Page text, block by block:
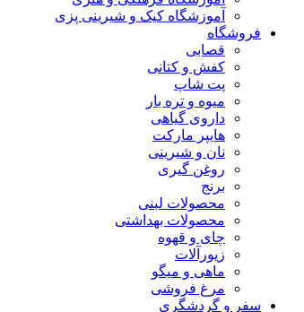
آموزشگاه کیک و شیرینی پزی
فروشگاه
قصابی
کفش و کتانی
پت شاپ
میوه و تره بار
داروی گیاهی
هایپر مارکت
نان و شیرینی
روغن گیری
برنج
محصولات لبنی
محصولات بهداشتی
چای و قهوه
زیورآلات
ماهی و میگو
مرغ فروشی
سفر و گردشگری